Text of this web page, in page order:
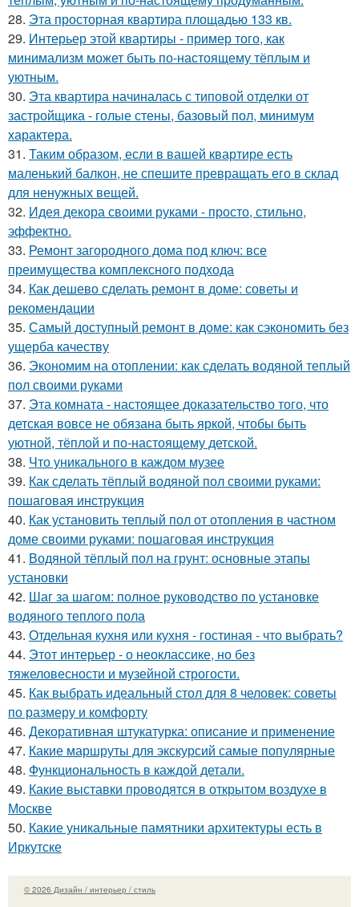
28. Эта просторная квартира площадью 133 кв.
29. Интерьер этой квартиры - пример того, как
минимализм может быть по-настоящему тёплым и
уютным.
30. Эта квартира начиналась с типовой отделки от
застройщика - голые стены, базовый пол, минимум
характера.
31. Таким образом, если в вашей квартире есть
маленький балкон, не спешите превращать его в склад
для ненужных вещей.
32. Идея декора своими руками - просто, стильно,
эффектно.
33. Ремонт загородного дома под ключ: все
преимущества комплексного подхода
34. Как дешево сделать ремонт в доме: советы и
рекомендации
35. Самый доступный ремонт в доме: как сэкономить без
ущерба качеству
36. Экономим на отоплении: как сделать водяной теплый
пол своими руками
37. Эта комната - настоящее доказательство того, что
детская вовсе не обязана быть яркой, чтобы быть
уютной, тёплой и по-настоящему детской.
38. Что уникального в каждом музее
39. Как сделать тёплый водяной пол своими руками:
пошаговая инструкция
40. Как установить теплый пол от отопления в частном
доме своими руками: пошаговая инструкция
41. Водяной тёплый пол на грунт: основные этапы
установки
42. Шаг за шагом: полное руководство по установке
водяного теплого пола
43. Отдельная кухня или кухня - гостиная - что выбрать?
44. Этот интерьер - о неоклассике, но без
тяжеловесности и музейной строгости.
45. Как выбрать идеальный стол для 8 человек: советы
по размеру и комфорту
46. Декоративная штукатурка: описание и применение
47. Какие маршруты для экскурсий самые популярные
48. Функциональность в каждой детали.
49. Какие выставки проводятся в открытом воздухе в
Москве
50. Какие уникальные памятники архитектуры есть в
Иркутске
© 2026 Дизайн / интерьер / стиль